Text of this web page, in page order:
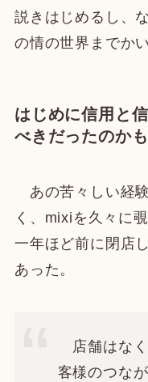
説きはじめるし、
の情の世界までか
はじめに信用と
べきだったのかも
あの苦々しい経
く、mixiを久々に
一年ほど前に閉店
あった。
店舗はなく
客様のつな